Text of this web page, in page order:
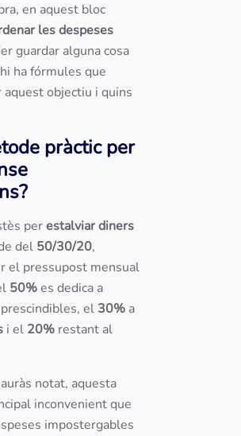
en aquest bloc
les despeses
guardar alguna cosa
ha fórmules que
aquest objectiu i quins
pràctic per
perestalviar diners
del 50/30/20,
el pressupost mensual
50%es dedica a
el 30% a
i el 20% restant al
notat, aquesta
inconvenient que
impostergables